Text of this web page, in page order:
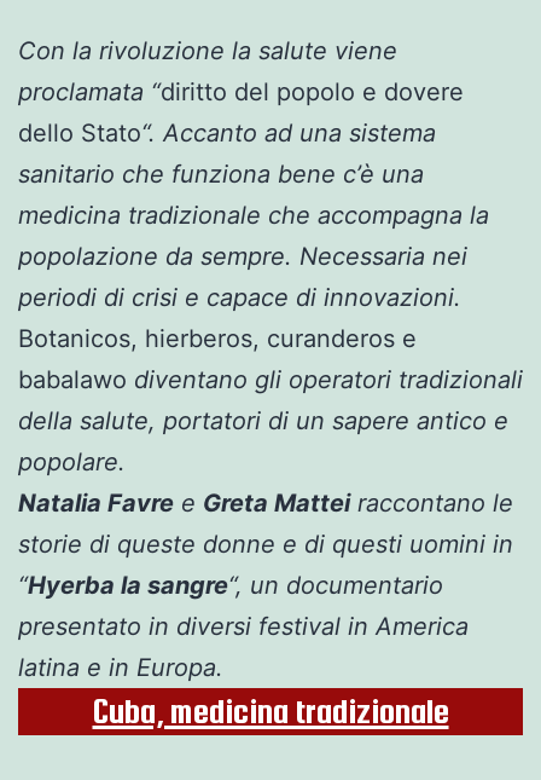
Con la rivoluzione la salute viene
proclamata “diritto del popolo e dovere
dello Stato“. Accanto ad una sistema
sanitario che funziona bene c’è una
medicina tradizionale che accompagna la
popolazione da sempre. Necessaria nei
periodi di crisi e capace di innovazioni.
Botanicos, hierberos, curanderos e
babalawo diventano gli operatori tradizionali
della salute, portatori di un sapere antico e
popolare.
Natalia Favre e Greta Matteiraccontano le
storie di queste donne e di questi uomini in
“Hyerba la sangre“, un documentario
presentato in diversi festival in America
latina e in Europa.
Cuba, medicina tradizionale